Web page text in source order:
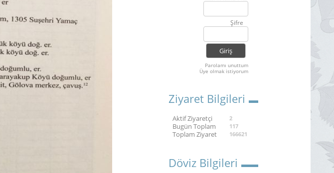
Şifre
Parolamı unuttum
Üye olmak istiyorum
Ziyaret Bilgileri
Aktif Ziyaretçi 2
Bugün Toplam 117
Toplam Ziyaret 166621
Döviz Bilgileri